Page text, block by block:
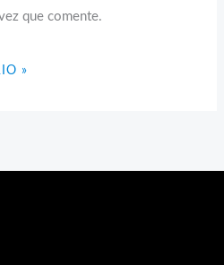
que comente.